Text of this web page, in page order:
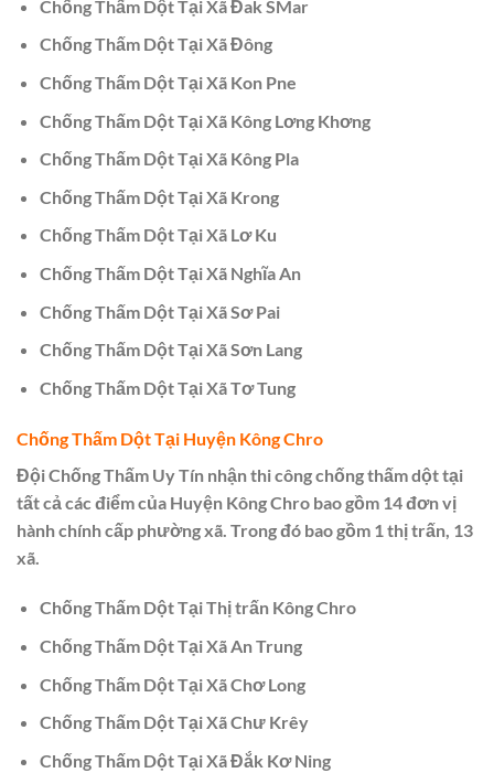
Chống Thấm Dột Tại Xã Đak SMar
Chống Thấm Dột Tại Xã Đông
Chống Thấm Dột Tại Xã Kon Pne
Chống Thấm Dột Tại Xã Kông Lơng Khơng
Chống Thấm Dột Tại Xã Kông Pla
Chống Thấm Dột Tại Xã Krong
Chống Thấm Dột Tại Xã Lơ Ku
Chống Thấm Dột Tại Xã Nghĩa An
Chống Thấm Dột Tại Xã Sơ Pai
Chống Thấm Dột Tại Xã Sơn Lang
Chống Thấm Dột Tại Xã Tơ Tung
Chống Thấm Dột Tại Huyện Kông Chro
Đội Chống Thấm Uy Tín nhận thi công chống thấm dột tại
tất cả các điểm của Huyện Kông Chro bao gồm 14 đơn vị
hành chính cấp phường xã. Trong đó bao gồm 1 thị trấn, 13
xã.
Chống Thấm Dột Tại Thị trấn Kông Chro
Chống Thấm Dột Tại Xã An Trung
Chống Thấm Dột Tại Xã Chơ Long
Chống Thấm Dột Tại Xã Chư Krêy
Chống Thấm Dột Tại Xã Đắk Kơ Ning